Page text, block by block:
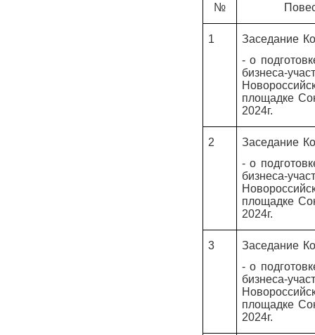
№
1
Заседание
- о
бизнеса-
площадке
2024г.
2
Заседание
- о
бизнеса-
площадке
2024г.
3
Заседание
- о
бизнеса-
площадке
2024г.